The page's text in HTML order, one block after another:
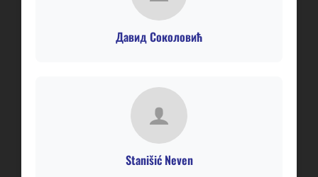
Давид Соколовић
Stanišić Neven